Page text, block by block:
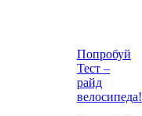
Попробуй
Тест –
райд
велосипеда!